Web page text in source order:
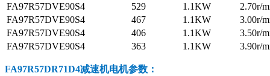
FA97R57DVE90S4
529 1.1KW
2.70r/
FA97R57DVE90S4
467 1.1KW
3.00r/
FA97R57DVE90S4
406 1.1KW
3.50r/
FA97R57DVE90S4
363 1.1KW 3.90r/
FA97R57DR71D4减速机电机参数 ：